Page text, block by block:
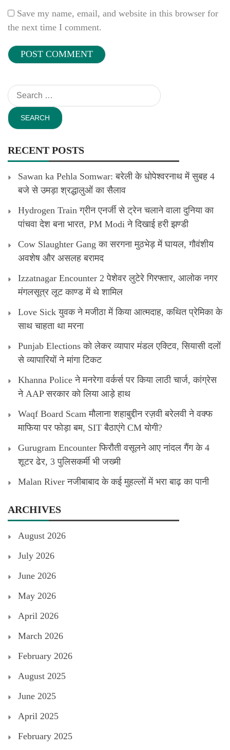
Save my name, email, and website in this browser for
the next time I comment.
Search
for:
RECENT POSTS
Sawan ka Pehla Somwar: बरेली के धोपेश्वरनाथ में सुबह 4
बजे से उमड़ा श्रद्धालुओं का सैलाव
Hydrogen Train ग्रीन एनर्जी से ट्रेन चलाने वाला दुनिया का
पांचवा देश बना भारत, PM Modi ने दिखाई हरी झण्डी
Cow Slaughter Gang का सरगना मुठभेड़ में घायल, गौवंशीय
अवशेष और असलह बरामद
Izzatnagar Encounter 2 पेशेवर लुटेरे गिरफ्तार, आलोक नगर
मंगलसूत्र लूट काण्‍ड में थे शामिल
Love Sick युवक ने मजीठा में किया आत्मदाह, कथित प्रेमिका के
साथ चाहता था मरना
Punjab Elections को लेकर व्यापार मंडल एक्टिव, सियासी दलों
से व्यापारियों ने मांगा टिकट
Khanna Police ने मनरेगा वर्कर्स पर किया लाठी चार्ज, कांग्रेस
ने AAP सरकार को लिया आड़े हाथ
Waqf Board Scam मौलाना शहाबुद्दीन रज़वी बरेलवी ने वक्फ
माफिया पर फोड़ा बम, SIT बैठाएंगे CM योगी?
Gurugram Encounter फिरौती वसूलने आए नांदल गैंग के 4
शूटर ढेर, 3 पुलिसकर्मी भी जख्मी
Malan River नजीबाबाद के कई मुहल्लों में भरा बाढ़ का पानी
ARCHIVES
August 2026
July 2026
June 2026
May 2026
April 2026
March 2026
February 2026
August 2025
June 2025
April 2025
February 2025